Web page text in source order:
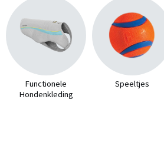
Functionele
Hondenkleding
Speeltjes